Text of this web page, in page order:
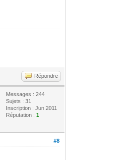
Répondre
Messages : 244
Sujets : 31
Inscription : Jun 2011
Réputation :1
#8